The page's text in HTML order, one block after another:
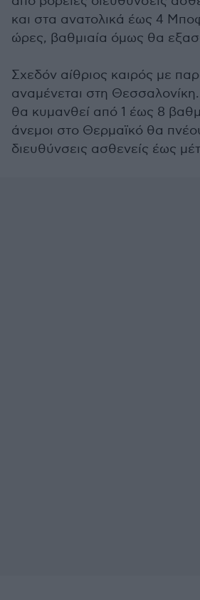
και στα ανατολικά έως 4
ώρες, βαθμιαία όμως θα
Σχεδόν αίθριος καιρός με
αναμένεται στη
θα κυμανθεί από 1 έως 8
άνεμοι στο Θερμαϊκό θα
διευθύνσεις ασθενείς έως